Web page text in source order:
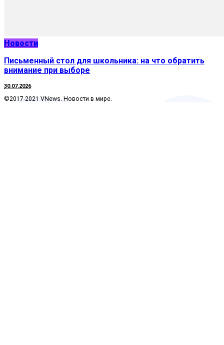
Новости
Письменный стол для школьника: на что обратить
внимание при выборе
30.07.2026
©2017-2021 VNews. Новости в мире.